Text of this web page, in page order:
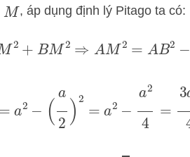
M , áp dụng định lý Pitago ta có:
AM2 +BM2⇒ AM2= AB2−B M
a2 2= 4=3 4